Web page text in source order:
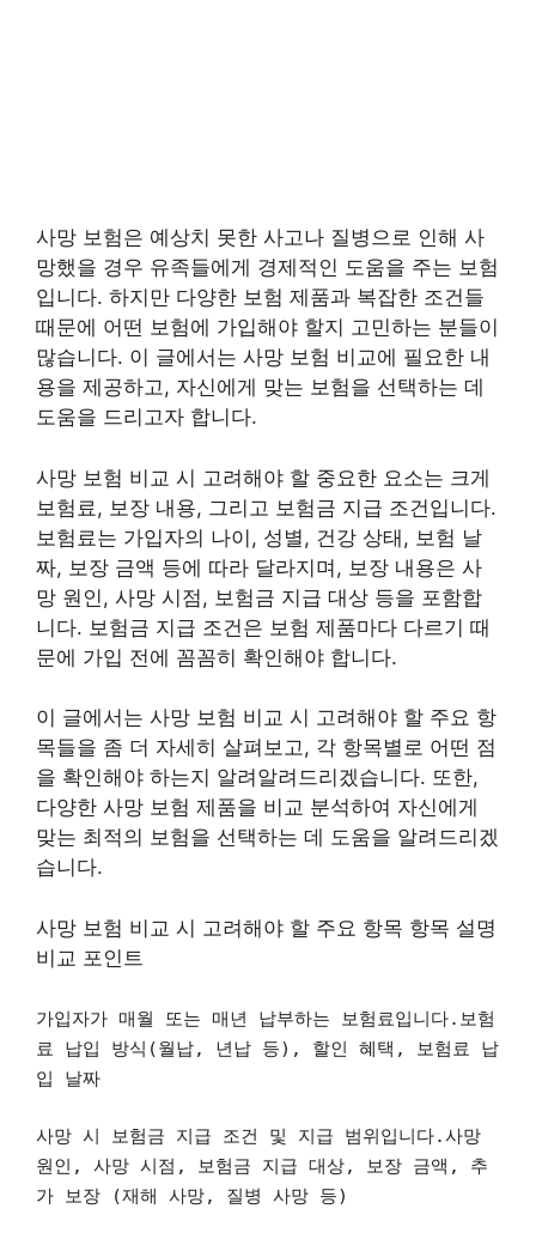
사망 보험은 예상치 못한 사고나 질병으로 인해 사
망했을 경우 유족들에게 경제적인 도움을 주는 보험
입니다. 하지만 다양한 보험 제품과 복잡한 조건들
때문에 어떤 보험에 가입해야 할지 고민하는 분들이
많습니다. 이 글에서는 사망 보험 비교에 필요한 내
용을 제공하고, 자신에게 맞는 보험을 선택하는 데
도움을 드리고자 합니다.
사망 보험 비교 시 고려해야 할 중요한 요소는 크게
보험료, 보장 내용, 그리고 보험금 지급 조건입니다.
보험료는 가입자의 나이, 성별, 건강 상태, 보험 날
짜, 보장 금액 등에 따라 달라지며, 보장 내용은 사
망 원인, 사망 시점, 보험금 지급 대상 등을 포함합
니다. 보험금 지급 조건은 보험 제품마다 다르기 때
문에 가입 전에 꼼꼼히 확인해야 합니다.
이 글에서는 사망 보험 비교 시 고려해야 할 주요 항
목들을 좀 더 자세히 살펴보고, 각 항목별로 어떤 점
을 확인해야 하는지 알려알려드리겠습니다. 또한,
다양한 사망 보험 제품을 비교 분석하여 자신에게
맞는 최적의 보험을 선택하는 데 도움을 알려드리겠
습니다.
사망 보험 비교 시 고려해야 할 주요 항목 항목 설명
비교 포인트
가입자가 매월 또는 매년 납부하는 보험료입니다.보험
료 납입 방식(월납, 년납 등), 할인 혜택, 보험료 납
입 날짜
사망 시 보험금 지급 조건 및 지급 범위입니다.사망
원인, 사망 시점, 보험금 지급 대상, 보장 금액, 추
가 보장 (재해 사망, 질병 사망 등)